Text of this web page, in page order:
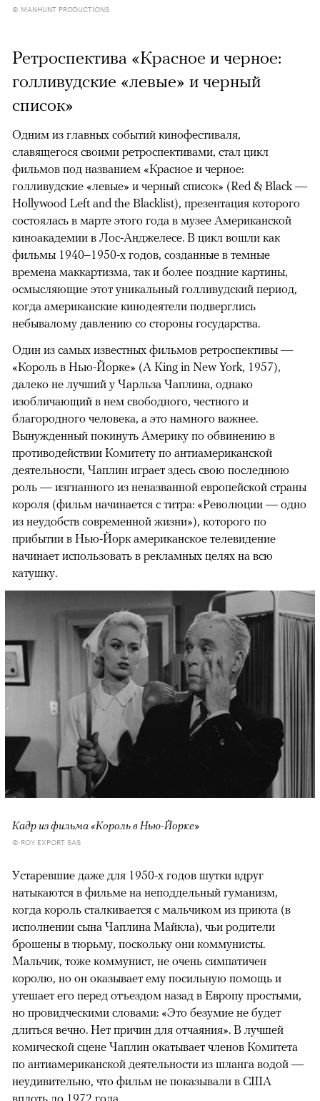
© MANHUNT PRODUCTIONS
Ретроспектива «Красное и черное:
голливудские «левые» и черный
список»
Одним из главных событий кинофестиваля,
славящегося своими ретроспективами, стал цикл
фильмов под названием «Красное и черное:
голливудские «левые» и черный список» (Red & Black —
Hollywood Left and the Blacklist), презентация которого
состоялась в марте этого года в музее Американской
киноакадемии в Лос-Анджелесе. В цикл вошли как
фильмы 1940–1950-х годов, созданные в темные
времена маккартизма, так и более поздние картины,
осмысляющие этот уникальный голливудский период,
когда американские кинодеятели подверглись
небывалому давлению со стороны государства.
Один из самых известных фильмов ретроспективы —
«Король в Нью-Йорке» (A King in New York, 1957),
далеко не лучший у Чарльза Чаплина, однако
изобличающий в нем свободного, честного и
благородного человека, а это намного важнее.
Вынужденный покинуть Америку по обвинению в
противодействии Комитету по антиамериканской
деятельности, Чаплин играет здесь свою последнюю
роль — изгнанного из неназванной европейской страны
короля (фильм начинается с титра: «Революции — одно
из неудобств современной жизни»), которого по
прибытии в Нью-Йорк американское телевидение
начинает использовать в рекламных целях на всю
катушку.
Кадр из фильма «Король в Нью-Йорке»
© ROY EXPORT SAS
Устаревшие даже для 1950-х годов шутки вдруг
натыкаются в фильме на неподдельный гуманизм,
когда король сталкивается с мальчиком из приюта (в
исполнении сына Чаплина Майкла), чьи родители
брошены в тюрьму, поскольку они коммунисты.
Мальчик, тоже коммунист, не очень симпатичен
королю, но он оказывает ему посильную помощь и
утешает его перед отъездом назад в Европу простыми,
но провидческими словами: «Это безумие не будет
длиться вечно. Нет причин для отчаяния». В лучшей
комической сцене Чаплин окатывает членов Комитета
по антиамериканской деятельности из шланга водой —
неудивительно, что фильм не показывали в США
вплоть до 1972 года.